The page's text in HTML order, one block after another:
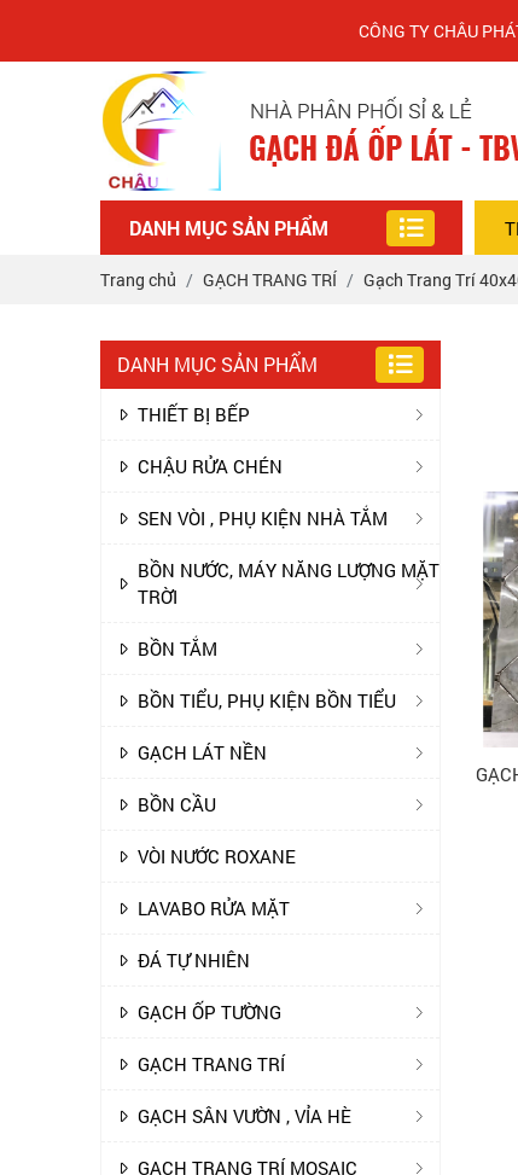
CÔNG TY CHÂU PHÁT
DANH MỤC SẢN PHẨM
Trang chủ GẠCH TRANG TRÍ Gạch Trang Trí
DANH MỤC SẢN PHẨM
THIẾT BỊ BẾP
CHẬU RỬA CHÉN
SEN VÒI , PHỤ KIỆN NHÀ TẮM
BỒN NƯỚC, MÁY NĂNG LƯỢNG MẶT
TRỜI
BỒN TẮM
BỒN TIỂU, PHỤ KIỆN BỒN TIỂU
GẠCH LÁT NỀN
BỒN CẦU
VÒI NƯỚC ROXANE
LAVABO RỬA MẶT
ĐÁ TỰ NHIÊN
GẠCH ỐP TƯỜNG
GẠCH TRANG TRÍ
GẠCH SÂN VƯỜN , VỈA HÈ
GẠCH TRANG TRÍ MOSAIC